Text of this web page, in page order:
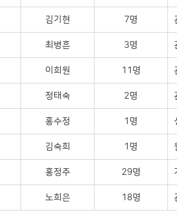
김기현 7명
최병흔 3명
이희원 11명
정태숙 2명
홍수정 1명
김숙희 1명
홍정주 29명
노희은 18명